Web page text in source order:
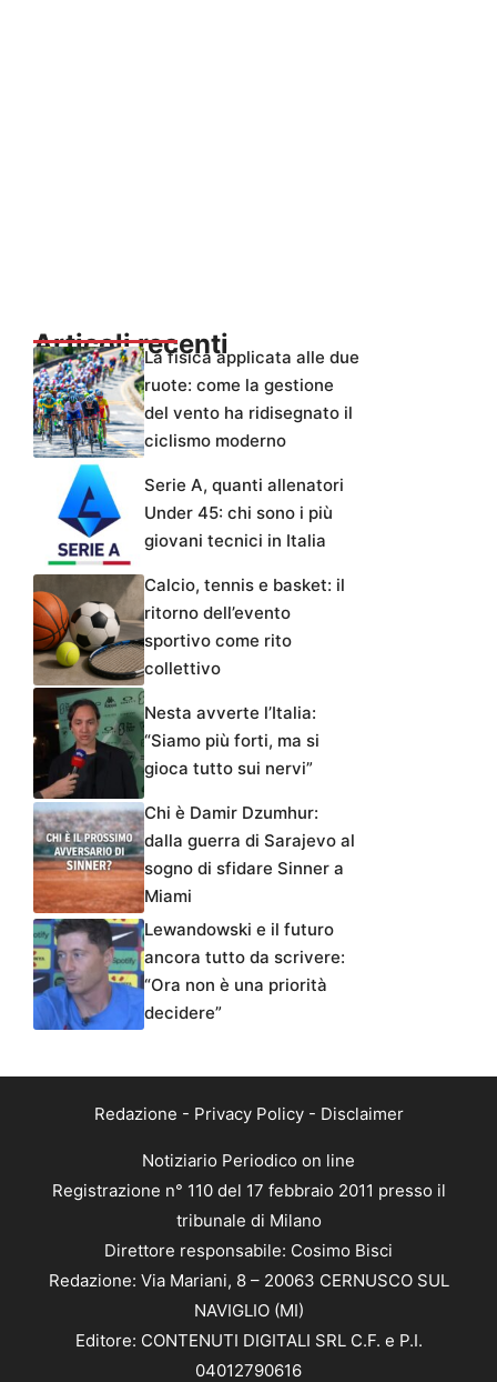
Articoli recentiLa fisica applicata alle due
ruote: come la gestione
del vento ha ridisegnato il
ciclismo moderno
Serie A, quanti allenatori
Under 45: chi sono i più
giovani tecnici in Italia
Calcio, tennis e basket: il
ritorno dell’evento
sportivo come rito
collettivo
Nesta avverte l’Italia:
“Siamo più forti, ma si
gioca tutto sui nervi”
Chi è Damir Dzumhur:
dalla guerra di Sarajevo al
sogno di sfidare Sinner a
Miami
Lewandowski e il futuro
ancora tutto da scrivere:
“Ora non è una priorità
decidere”
Redazione - Privacy Policy- Disclaimer
Notiziario Periodico on line
Registrazione n° 110 del 17 febbraio 2011 presso il
tribunale di Milano
Direttore responsabile: Cosimo Bisci
Redazione: Via Mariani, 8 – 20063 CERNUSCO SUL
NAVIGLIO (MI)
Editore: CONTENUTI DIGITALI SRL C.F. e P.I.
04012790616